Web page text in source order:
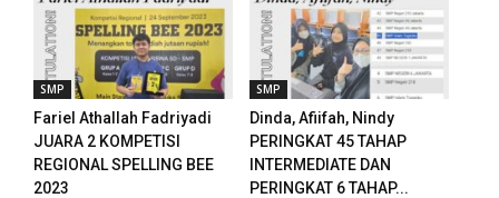
SMP
Fariel Athallah Fadriyadi
JUARA 2 KOMPETISI
REGIONAL SPELLING BEE
2023
SMP
Dinda, Afiifah, Nindy
PERINGKAT 45 TAHAP
INTERMEDIATE DAN
PERINGKAT 6 TAHAP...